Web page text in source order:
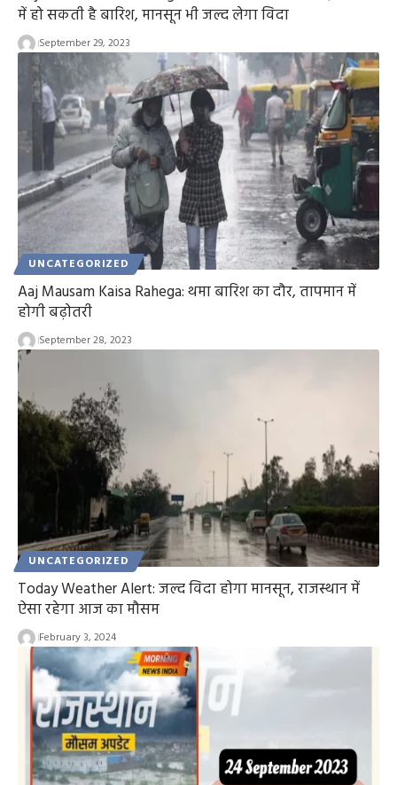
में हो सकती है बारिश, मानसून भी जल्द लेगा विदा
September 29, 2023
UNCATEGORIZED
Aaj Mausam Kaisa Rahega: थमा बारिश का दौर, तापमान में
होगी बढ़ोतरी
September 28, 2023
UNCATEGORIZED
Today Weather Alert: जल्द विदा होगा मानसून, राजस्थान में
ऐसा रहेगा आज का मौसम
February 3, 2024